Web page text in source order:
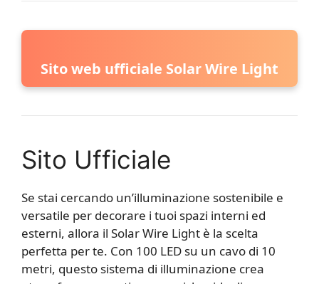
Sito web ufficiale Solar Wire Light
Sito Ufficiale
Se stai cercando un’illuminazione sostenibile e
versatile per decorare i tuoi spazi interni ed
esterni, allora il Solar Wire Light è la scelta
perfetta per te. Con 100 LED su un cavo di 10
metri, questo sistema di illuminazione crea